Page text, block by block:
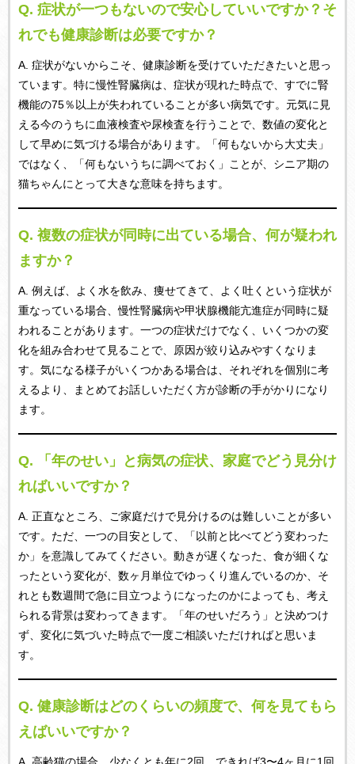
Q. 症状が一つもないので安心していいですか？そ
れでも健康診断は必要ですか？
A. 症状がないからこそ、健康診断を受けていただきたいと思っ
ています。特に慢性腎臓病は、症状が現れた時点で、すでに腎
機能の75％以上が失われていることが多い病気です。元気に見
える今のうちに血液検査や尿検査を行うことで、数値の変化と
して早めに気づける場合があります。「何もないから大丈夫」
ではなく、「何もないうちに調べておく」ことが、シニア期の
猫ちゃんにとって大きな意味を持ちます。
Q. 複数の症状が同時に出ている場合、何が疑われ
ますか？
A. 例えば、よく水を飲み、痩せてきて、よく吐くという症状が
重なっている場合、慢性腎臓病や甲状腺機能亢進症が同時に疑
われることがあります。一つの症状だけでなく、いくつかの変
化を組み合わせて見ることで、原因が絞り込みやすくなりま
す。気になる様子がいくつかある場合は、それぞれを個別に考
えるより、まとめてお話しいただく方が診断の手がかりになり
ます。
Q.
「年のせい」と病気の症状、家庭でどう見分け
ればいいですか？
A. 正直なところ、ご家庭だけで見分けるのは難しいことが多い
です。ただ、一つの目安として、「以前と比べてどう変わった
か」を意識してみてください。動きが遅くなった、食が細くな
ったという変化が、数ヶ月単位でゆっくり進んでいるのか、そ
れとも数週間で急に目立つようになったのかによっても、考え
られる背景は変わってきます。「年のせいだろう」と決めつけ
ず、変化に気づいた時点で一度ご相談いただければと思いま
す。
Q. 健康診断はどのくらいの頻度で、何を見てもら
えばいいですか？
A. 高齢猫の場合、少なくとも年に2回、できれば3〜4ヶ月に1回